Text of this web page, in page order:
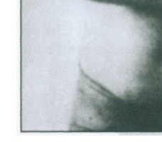
Adalı HALİL (Edirne 1871-1926)